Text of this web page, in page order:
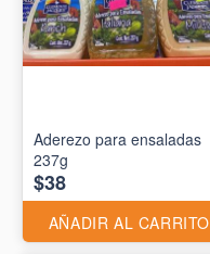
Aderezo para ensaladas
237g
$38
AÑADIR AL CARRITO